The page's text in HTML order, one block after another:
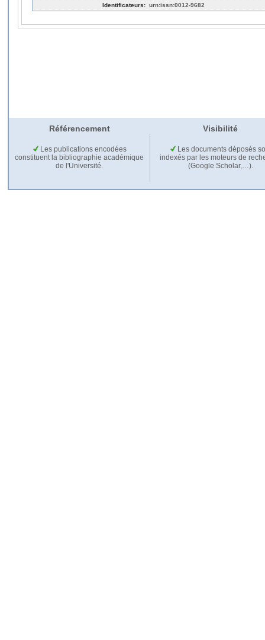
Identificateurs: urn:issn:0012-9682
Référencement Visibilité
Les publications encodées
constituent la bibliographie académique
de l'Université.
Les documents déposés
indexés par les moteurs de
(Google Scholar,…).